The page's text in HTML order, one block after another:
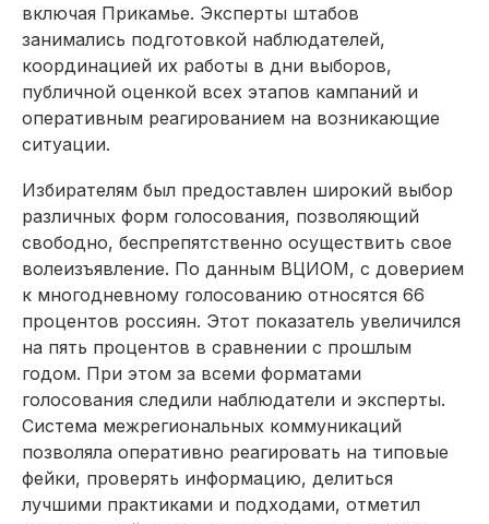
включая Прикамье. Эксперты штабов
занимались подготовкой наблюдателей,
координацией их работы в дни выборов,
публичной оценкой всех этапов кампаний и
оперативным реагированием на возникающие
ситуации.
Избирателям был предоставлен широкий выбор
различных форм голосования, позволяющий
свободно, беспрепятственно осуществить свое
волеизъявление. По данным ВЦИОМ, с доверием
к многодневному голосованию относятся 66
процентов россиян. Этот показатель увеличился
на пять процентов в сравнении с прошлым
годом. При этом за всеми форматами
голосования следили наблюдатели и эксперты.
Система межрегиональных коммуникаций
позволяла оперативно реагировать на типовые
фейки, проверять информацию, делиться
лучшими практиками и подходами, отметил